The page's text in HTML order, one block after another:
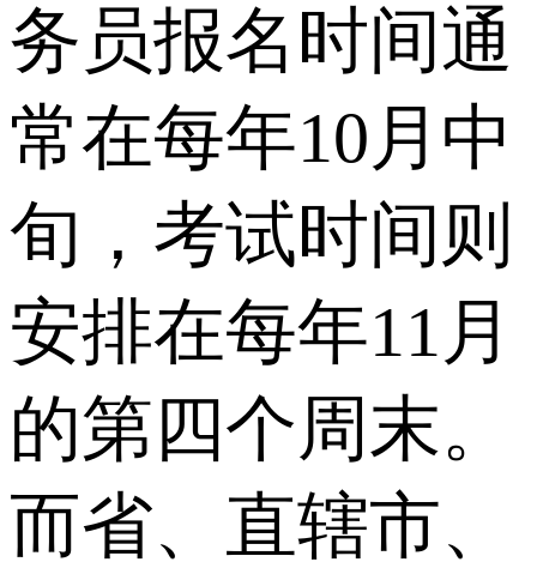
务员报名时间通
常在每年10月中
旬，考试时间则
安排在每年11月
的第四个周末。
而省、直辖市、